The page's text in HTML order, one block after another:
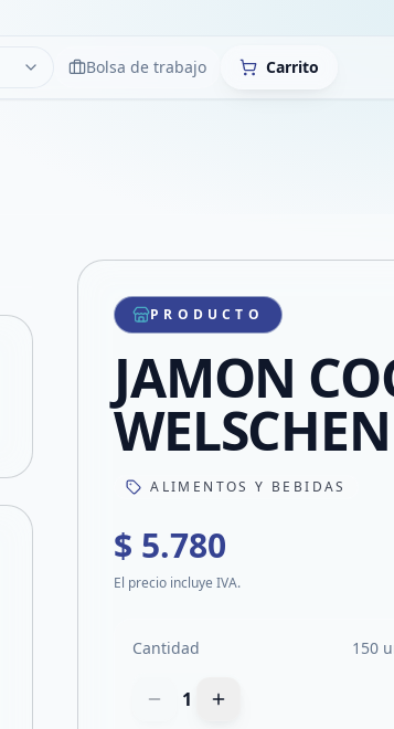
LimpiarBolsa de trabajo Carrito
Compartir producto
Compartir por WhatsApp
Compartir por mail
Compartir en Facebook
Compartir en X
PRODUCTO
JAMON
WELSCHEN
ALIMENTOS Y BEBIDAS
$ 5.780
El precio incluye IVA.
Cantidad 150
1